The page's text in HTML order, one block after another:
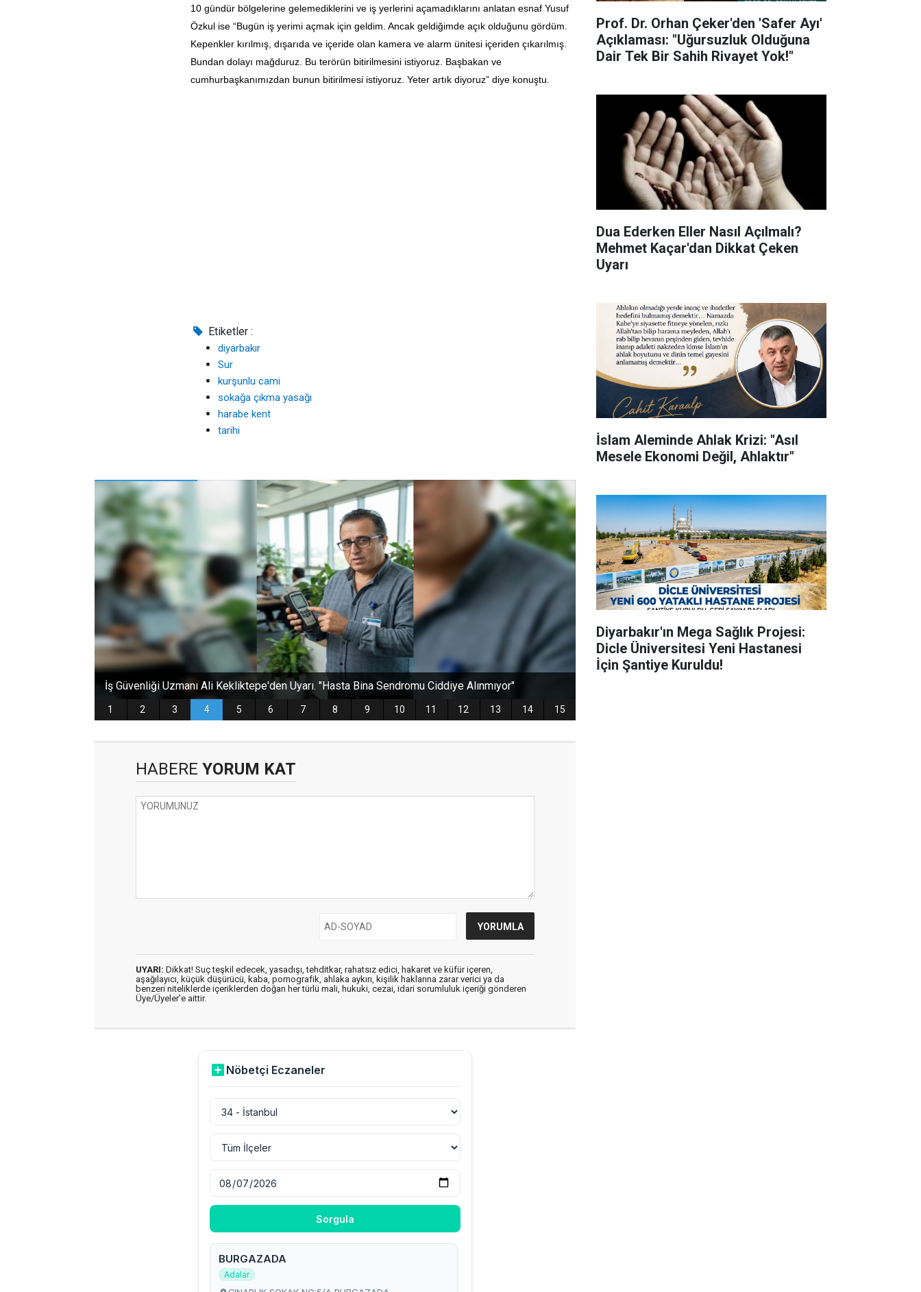
10 gündür bölgelerine gelemediklerini ve iş yerlerini açamadıklarını anlatan esnaf Yusuf
Özkul ise “Bugün iş yerimi açmak için geldim. Ancak geldiğimde açık olduğunu gördüm.
Kepenkler kırılmış, dışarıda ve içeride olan kamera ve alarm ünitesi içeriden çıkarılmış.
Bundan dolayı mağduruz. Bu terörün bitirilmesini istiyoruz. Başbakan ve
cumhurbaşkanımızdan bunun bitirilmesi istiyoruz. Yeter artık diyoruz” diye konuştu.
Etiketler :
diyarbakır
Sur
kurşunlu cami
sokağa çıkma yasağı
harabe kent
tarihi
HABERE YORUM KAT
UYARI: Dikkat! Suç teşkil edecek, yasadışı, tehditkar, rahatsız edici, hakaret ve küfür içeren,
aşağılayıcı, küçük düşürücü, kaba, pornografik, ahlaka aykırı, kişilik haklarına zarar verici ya da
benzeri niteliklerde içeriklerden doğan her türlü mali, hukuki, cezai, idari sorumluluk içeriği gönderen
Üye/Üyeler’e aittir.
Prof. Dr. Orhan Çeker'den 'Safer Ayı'
Açıklaması: "Uğursuzluk Olduğuna
Dair Tek Bir Sahih Rivayet Yok!"
Dua Ederken Eller Nasıl Açılmalı?
Mehmet Kaçar'dan Dikkat Çeken
Uyarı
İslam Aleminde Ahlak Krizi: "Asıl
Mesele Ekonomi Değil, Ahlaktır"
Diyarbakır'ın Mega Sağlık Projesi:
Dicle Üniversitesi Yeni Hastanesi
İçin Şantiye Kuruldu!